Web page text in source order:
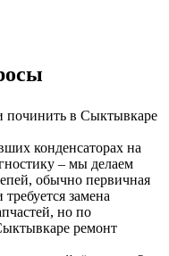
починить в Сыктывкаре
конденсаторах на
– мы делаем
обычно первичная
замена
но по
ремонт